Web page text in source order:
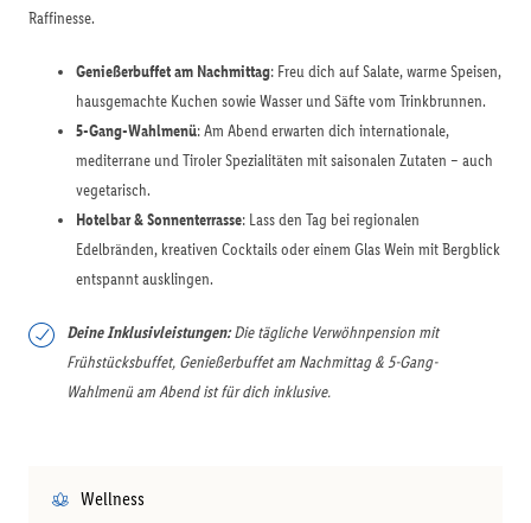
Raffinesse.
Genießerbuffet am Nachmittag: Freu dich auf Salate, warme Speisen,
hausgemachte Kuchen sowie Wasser und Säfte vom Trinkbrunnen.
5-Gang-Wahlmenü: Am Abend erwarten dich internationale,
mediterrane und Tiroler Spezialitäten mit saisonalen Zutaten – auch
vegetarisch.
Hotelbar & Sonnenterrasse: Lass den Tag bei regionalen
Edelbränden, kreativen Cocktails oder einem Glas Wein mit Bergblick
entspannt ausklingen.
Deine Inklusivleistungen:Die tägliche Verwöhnpension mit
Frühstücksbuffet, Genießerbuffet am Nachmittag & 5-Gang-
Wahlmenü am Abend ist für dich inklusive.
Wellness